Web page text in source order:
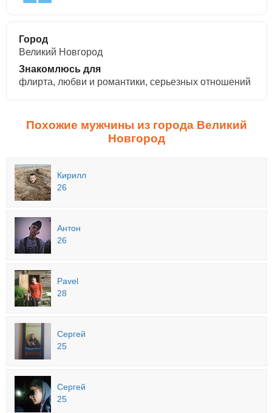
Город
Великий Новгород
Знакомлюсь для
флирта, любви и романтики, cерьезных отношений
Похожие мужчины из города Великий
Новгород
Кирилл
26
Антон
26
Pavel
28
Сергей
25
Сергей
25